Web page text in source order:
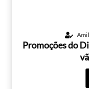
Promoções do